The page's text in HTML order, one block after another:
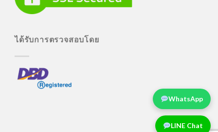
ได้รับการตรวจสอบโดย
LINE Chat
WhatsApp